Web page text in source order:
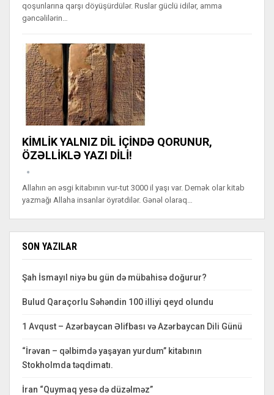
qoşunlarına qarşı döyüşürdülər. Ruslar güclü idilər, amma
gəncəlilərin…
KİMLİK YALNIZ DİL İÇİNDƏ QORUNUR,
ÖZƏLLİKLƏ YAZI DİLİ!
Allahın ən əsgi kitabının vur-tut 3000 il yaşı var. Demək olar kitab
yazmağı Allaha insanlar öyrətdilər. Gənəl olaraq…
SON YAZILAR
Şah İsmayıl niyə bu gün də mübahisə doğurur?
Bulud Qaraçorlu Səhəndin 100 illiyi qeyd olundu
1 Avqust – Azərbaycan Əlifbası və Azərbaycan Dili Günü
“İrəvan – qəlbimdə yaşayan yurdum” kitabının
Stokholmda təqdimatı.
İran “Quymaq yesə də düzəlməz”